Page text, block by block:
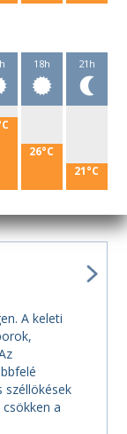
18h
26°C
21h
21°C
A keleti
széllökések
a